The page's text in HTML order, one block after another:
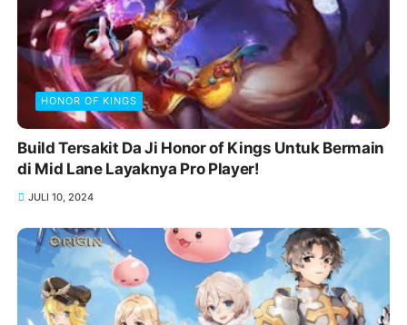
HONOR OF KINGS
Build Tersakit Da Ji Honor of Kings Untuk Bermain
di Mid Lane Layaknya Pro Player!
JULI 10, 2024